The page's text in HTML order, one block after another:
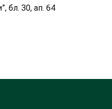
бл. 30, ап. 64